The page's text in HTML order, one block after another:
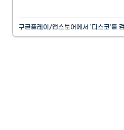
구글플레이/앱스토어에서 '디스코'를